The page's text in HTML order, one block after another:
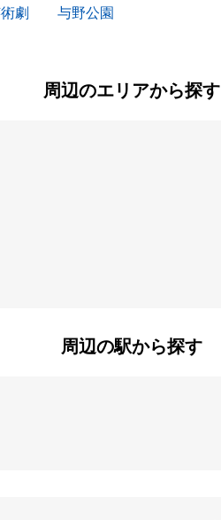
劇
与野公園
周辺のエリアから探す
周辺の駅から探す